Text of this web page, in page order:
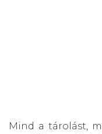
Mind a tárolást,